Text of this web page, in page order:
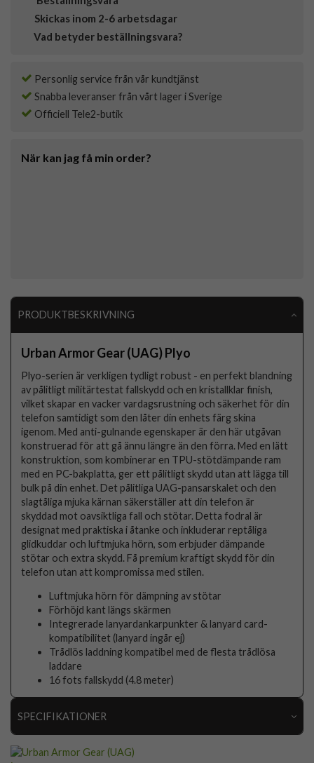
Skickas inom 2-6 arbetsdagar
Vad betyder beställningsvara?
Personlig service från vår kundtjänst
Snabba leveranser från vårt lager i Sverige
Officiell Tele2-butik
När kan jag få min order?
PRODUKTBESKRIVNING
Urban Armor Gear (UAG) Plyo
Plyo-serien är verkligen tydligt robust - en perfekt blandning
av pålitligt militärtestat fallskydd och en kristallklar finish,
vilket skapar en vacker vardagsrustning och säkerhet för din
telefon samtidigt som den låter din enhets färg skina
igenom. Med anti-gulnande egenskaper är den här utgåvan
konstruerad för att gå ännu längre än den förra. Med en lätt
konstruktion, som kombinerar en TPU-stötdämpande ram
med en PC-bakplatta, ger ett pålitligt skydd utan att lägga till
bulk på din enhet. Det pålitliga UAG-pansarskalet och den
slagtåliga mjuka kärnan säkerställer att din telefon är
skyddad mot oavsiktliga fall och stötar. Detta fodral är
designat med praktiska i åtanke och inkluderar reptåliga
glidkuddar och luftmjuka hörn, som erbjuder dämpande
stötar och extra skydd. Få premium kraftigt skydd för din
telefon utan att kompromissa med stilen.
Luftmjuka hörn för dämpning av stötar
Förhöjd kant längs skärmen
Integrerade lanyardankarpunkter & lanyard card-
kompatibilitet (lanyard ingår ej)
Trådlös laddning kompatibel med de flesta trådlösa
laddare
16 fots fallskydd (4.8 meter)
SPECIFIKATIONER
Artikelnummer